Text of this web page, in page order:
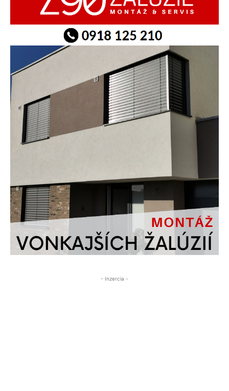
- Inzercia -